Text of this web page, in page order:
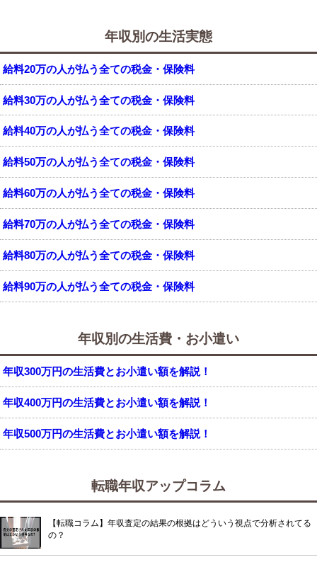
年収別の生活実態
給料20万の人が払う全ての税金・保険料
給料30万の人が払う全ての税金・保険料
給料40万の人が払う全ての税金・保険料
給料50万の人が払う全ての税金・保険料
給料60万の人が払う全ての税金・保険料
給料70万の人が払う全ての税金・保険料
給料80万の人が払う全ての税金・保険料
給料90万の人が払う全ての税金・保険料
年収別の生活費・お小遣い
年収300万円の生活費とお小遣い額を解説！
年収400万円の生活費とお小遣い額を解説！
年収500万円の生活費とお小遣い額を解説！
転職年収アップコラム
【転職コラム】年収査定の結果の根拠はどういう視点で分析されてる
の？